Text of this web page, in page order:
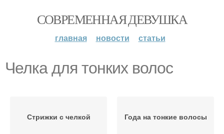
СОВРЕМЕННАЯ ДЕВУШКА
главная новости статьи
Челка для тонких волос
Стрижки с челкой Года на тонкие волосы